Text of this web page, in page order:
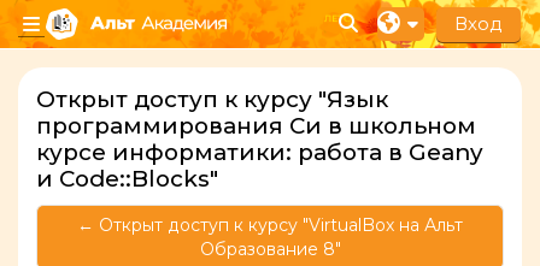
Перейти к основному содержанию
Боковая панель
Изменить данные
Вход
Открыт доступ к курсу "Язык
программирования Си в школьном
курсе информатики: работа в Geany
и Code::Blocks"
← Открыт доступ к курсу "VirtualBox на Альт
Образование 8"